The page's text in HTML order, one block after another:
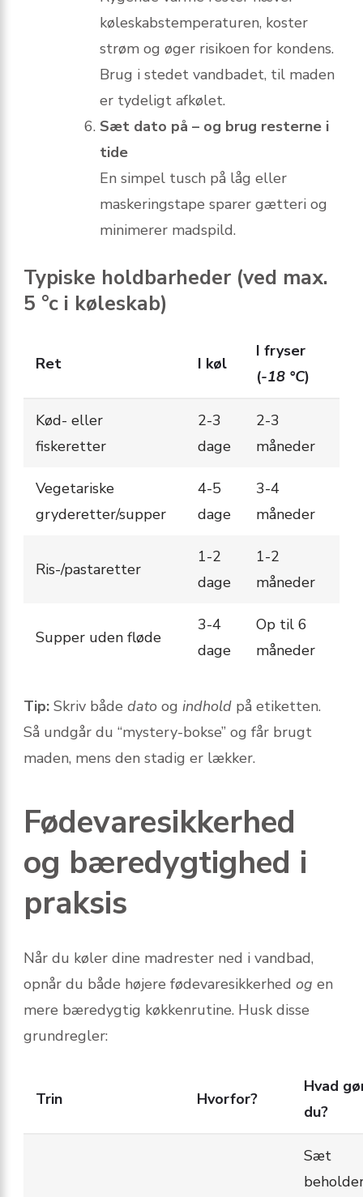
køleskabstemperaturen, koster
strøm og øger risikoen for kondens.
Brug i stedet vandbadet, til maden
er tydeligt afkølet.
Sæt dato på – og brug resterne i
tide
En simpel tusch på låg eller
maskeringstape sparer gætteri og
minimerer madspild.
Typiske holdbarheder (ved max.
5 °c i køleskab)
Ret I køl
I fryser
(-18 °C)
Kød- eller
fiskeretter
2-3
dage
2-3
måneder
Vegetariske
gryderetter/supper
4-5
dage
3-4
måneder
Ris-/pastaretter
1-2
dage
1-2
måneder
Supper uden fløde
3-4
dage
Op til 6
måneder
Tip: Skriv både dato og indhold på etiketten.
Så undgår du “mystery-bokse” og får brugt
maden, mens den stadig er lækker.
Fødevaresikkerhed
og bæredygtighed i
praksis
Når du køler dine madrester ned i vandbad,
opnår du både højere fødevaresikkerhed og en
mere bæredygtig køkkenrutine. Husk disse
grundregler:
Trin Hvorfor?
Hvad
du?
Sæt